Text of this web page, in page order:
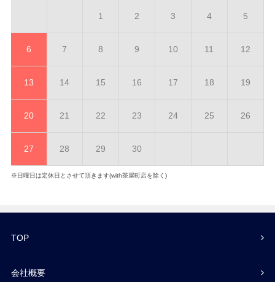
1 2 3 4 5
6 7 8 9 10 11 12
13 14 15 16 17 18 19
20 21 22 23 24 25 26
27 28 29 30
※日曜日は定休日とさせて頂きます(with茶屋町店を除く)
TOP
会社概要